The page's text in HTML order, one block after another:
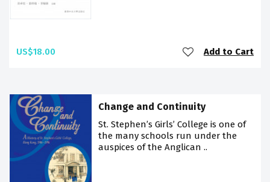
US$18.00 Add to Cart
Change and Continuity
St. Stephen’s Girls’ College is one of
the many schools run under the
auspices of the Anglican ..